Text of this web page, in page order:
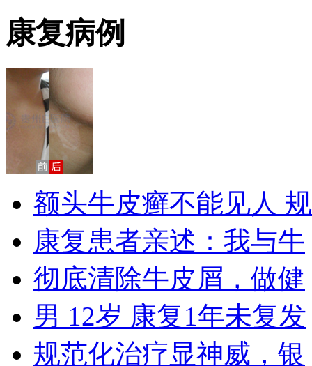
康复病例
额头牛皮癣不能见人 规
康复患者亲述：我与牛
彻底清除牛皮屑，做健
男 12岁 康复1年未复发
规范化治疗显神威，银